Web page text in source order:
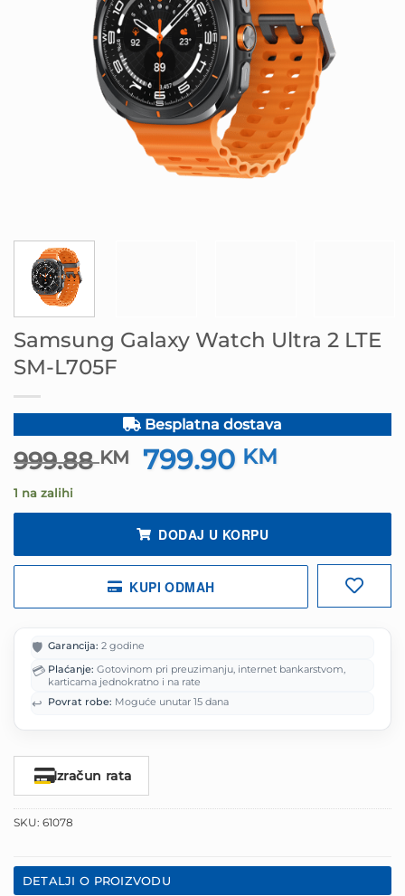
Samsung Galaxy Watch Ultra 2 LTE
SM-L705F
Besplatna dostava
999.88KM
Izvorna
cijena
je:
999.88 KM.
799.90 KM
799.90 KM.
1 na zalihi
DODAJ U KORPU
KUPI ODMAH
🛡️ Garancija: 2 godine
💳 Plaćanje: Gotovinom pri preuzimanju, internet bankarstvom,
karticama jednokratno i na rate
↩️ Povrat robe: Moguće unutar 15 dana
Izračun rata
SKU: 61078
DETALJI O PROIZVODU